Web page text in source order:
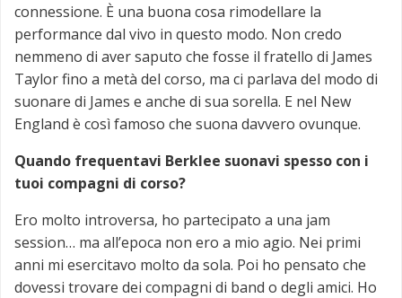
connessione. È una buona cosa rimodellare la
performance dal vivo in questo modo. Non credo
nemmeno di aver saputo che fosse il fratello di James
Taylor fino a metà del corso, ma ci parlava del modo di
suonare di James e anche di sua sorella. E nel New
England è così famoso che suona davvero ovunque.
Quando frequentavi Berklee suonavi spesso con i
tuoi compagni di corso?
Ero molto introversa, ho partecipato a una jam
session… ma all’epoca non ero a mio agio. Nei primi
anni mi esercitavo molto da sola. Poi ho pensato che
dovessi trovare dei compagni di band o degli amici. Ho